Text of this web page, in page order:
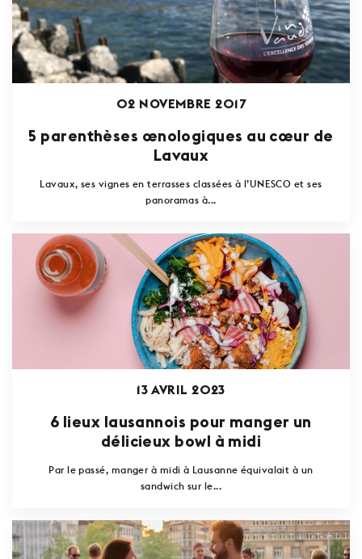
02 NOVEMBRE 2017
5 parenthèses œnologiques au cœur de
Lavaux
Lavaux, ses vignes en terrasses classées à l’UNESCO et ses
panoramas à...
13 AVRIL 2023
6 lieux lausannois pour manger un
délicieux bowl à midi
Par le passé, manger à midi à Lausanne équivalait à un
sandwich sur le...